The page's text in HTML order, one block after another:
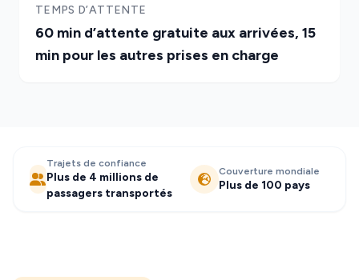
TEMPS D’ATTENTE
60 min d’attente gratuite aux arrivées, 15
min pour les autres prises en charge
Trajets de confiance
Plus de 4 millions de
passagers transportés
Couverture mondiale
Plus de 100 pays